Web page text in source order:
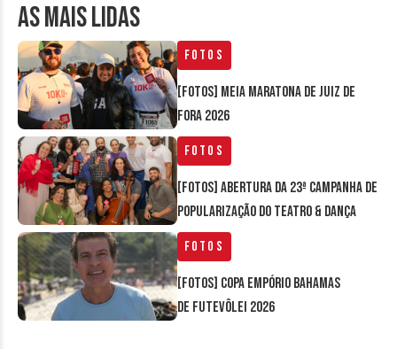
AS MAIS LIDAS
Fotos
[FOTOS] Meia Maratona de Juiz de
Fora 2026
Fotos
[FOTOS] Abertura da 23ª Campanha de
Popularização do Teatro & Dança
Fotos
[FOTOS] Copa Empório Bahamas
de Futevôlei 2026